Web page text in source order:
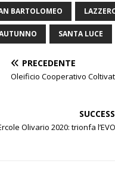
BARTOLOMEO
SANTA LUCE
PRECEDENTE
Oleificio Cooperativo
Olivario 2020: trionfa